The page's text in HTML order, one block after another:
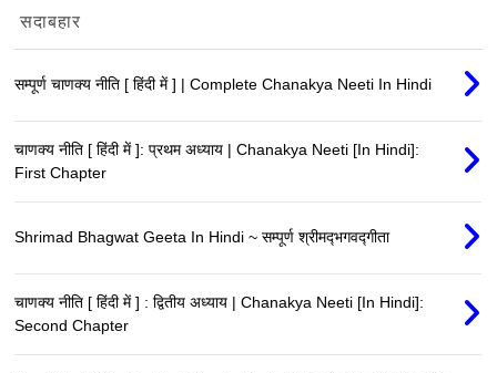
सदाबहार
सम्पूर्ण चाणक्य नीति [ हिंदी में ] | Complete Chanakya Neeti In Hindi
चाणक्य नीति [ हिंदी में ]: प्रथम अध्याय | Chanakya Neeti [In Hindi]:
First Chapter
Shrimad Bhagwat Geeta In Hindi ~ सम्पूर्ण श्रीमद्‍भगवद्‍गीता
चाणक्य नीति [ हिंदी में ] : द्वितीय अध्याय | Chanakya Neeti [In Hindi]:
Second Chapter